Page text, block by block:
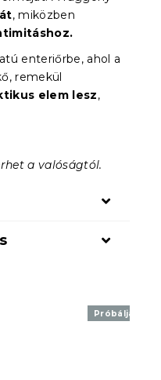
, miközben
enteriőrbe, ahol a
remekül
elem lesz,
a valóságtól.
Próbálja ki